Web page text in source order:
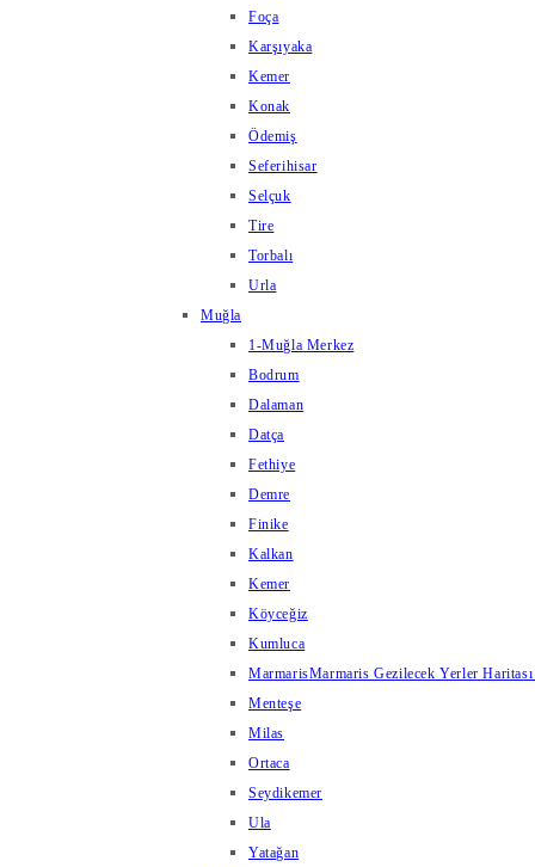
Foça
Karşıyaka
Kemer
Konak
Ödemiş
Seferihisar
Selçuk
Tire
Torbalı
Urla
Muğla
1-Muğla Merkez
Bodrum
Dalaman
Datça
Fethiye
Demre
Finike
Kalkan
Kemer
Köyceğiz
Kumluca
MarmarisMarmaris Gezilecek Yerler
Menteşe
Milas
Ortaca
Seydikemer
Ula
Yatağan